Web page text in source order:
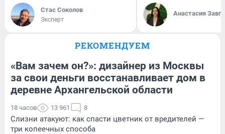
Стас Соколов
Эксперт
Анастасия
РЕКОМЕНДУЕМ
«Вам зачем он?»: дизайнер из Москвы
за свои деньги восстанавливает дом в
деревне Архангельской области
18 часов 13 961 8
Слизни атакуют: как спасти цветник от вредителей —
три копеечных способа